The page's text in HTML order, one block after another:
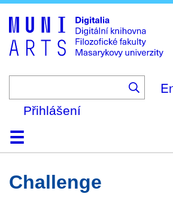
to
main
content
Přihlášení
DomůKolekce
Prohlížení
Vyhledávání
O platformě
Nápověda
KontaktDigitalia
Challenge